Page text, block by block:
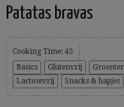
Patatas bravas
Cooking Time: 45
Basics
Glutenvrij
Lactosevrij
Snacks & hapjes